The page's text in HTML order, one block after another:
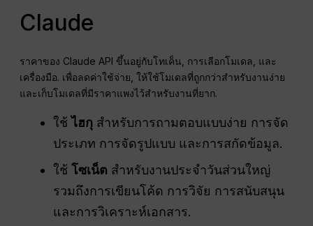
Claude
ราคาของ Claude API ขึ้นอยู่กับโทเค็น, การเลือกโมเดล, และ
เครื่องมือ. เพื่อลดค่าใช้จ่าย, ให้ใช้โมเดลที่ถูกกว่าสำหรับงานง่าย
และเก็บโมเดลที่มีราคาแพงไว้สำหรับงานที่ยาก.
ใช้ไฮกุ สำหรับการถามตอบแบบง่าย การจัด
ประเภท การจัดรูปแบบ และการสกัดข้อมูล.
ใช้โซเน็ต สำหรับงานประจำวันส่วนใหญ่
รวมถึงการเขียนโค้ด การวิจัย การสนับสนุน
และการวิเคราะห์เอกสาร.